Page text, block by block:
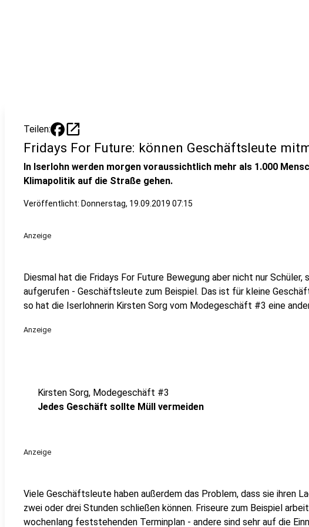
Teilen: open_in_new
Fridays For Future: können Geschäftsleute
In Iserlohn werden morgen voraussichtlich mehr als 1.000
Klimapolitik auf die Straße gehen.
Veröffentlicht: Donnerstag, 19.09.2019 07:15
Anzeige
Diesmal hat die Fridays For Future Bewegung aber nicht nur Schüler,
aufgerufen - Geschäftsleute zum Beispiel. Das ist für kleine
so hat die Iserlohnerin Kirsten Sorg vom Modegeschäft #3 eine
Anzeige
Kirsten Sorg, Modegeschäft #3
Jedes Geschäft sollte Müll vermeiden
Anzeige
Viele Geschäftsleute haben außerdem das Problem, dass sie ihren
zwei oder drei Stunden schließen können. Friseure zum Beispiel
wochenlang feststehenden Terminplan - andere sind sehr auf die